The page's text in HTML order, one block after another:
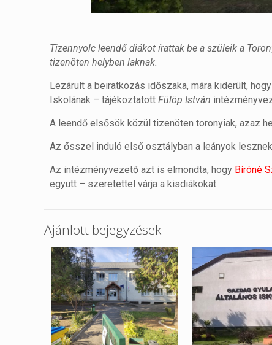
Tizennyolc leendő diákot írattak be a szüleik a
tizenöten helyben laknak.
Lezárult a beiratkozás időszaka, mára kiderült,
Iskolának – tájékoztatottFülöp István
A leendő elsősök közül tizenöten toronyiak, azaz
Az ősszel induló első osztályban a leányok
Az intézményvezető azt is elmondta, hogy Bíróné
együtt – szeretettel várja a kisdiákokat.
Ajánlott bejegyzések